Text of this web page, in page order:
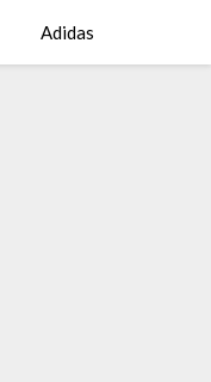
Adidas